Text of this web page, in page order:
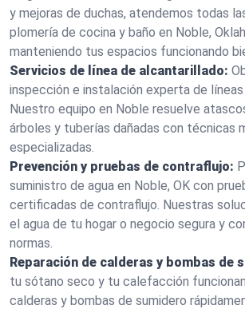
y mejoras de duchas, atendemos todas
plomería de cocina y baño en Noble,
manteniendo tus espacios funcionando
Servicios de línea de alcantarillado:
inspección e instalación experta de
Nuestro equipo en Noble resuelve
árboles y tuberías dañadas con técnicas
especializadas.
Prevención y pruebas de contraflujo:
suministro de agua en Noble, OK con
certificadas de contraflujo. Nuestras
el agua de tu hogar o negocio segura y
normas.
Reparación de calderas y bombas de
tu sótano seco y tu calefacción
calderas y bombas de sumidero